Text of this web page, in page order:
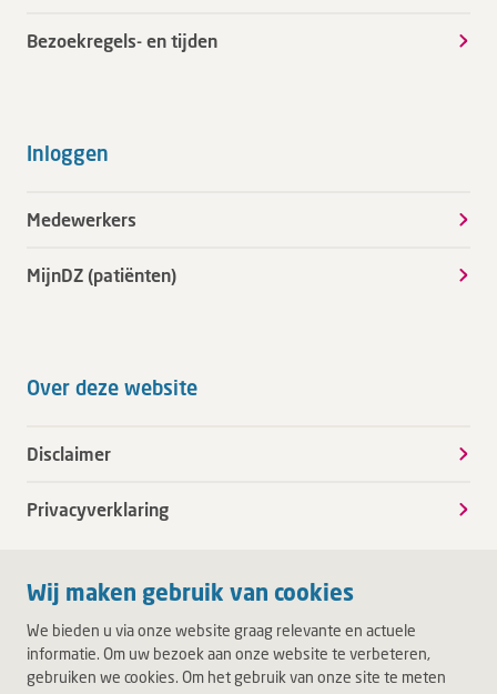
Wij maken gebruik van cookies
We bieden u via onze website graag relevante en actuele
informatie. Om uw bezoek aan onze website te verbeteren,
gebruiken we cookies. Om het gebruik van onze site te meten
Bezoekregels- en tijden
Inloggen
Medewerkers
MijnDZ (patiënten)
Over deze website
Disclaimer
Privacyverklaring